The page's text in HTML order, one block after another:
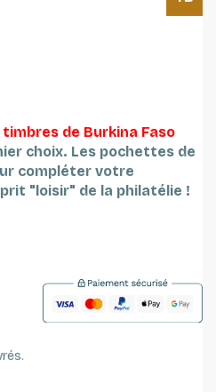
de Burkina Faso
choix. Les pochettes de
compléter votre
"loisir" de la philatélie !